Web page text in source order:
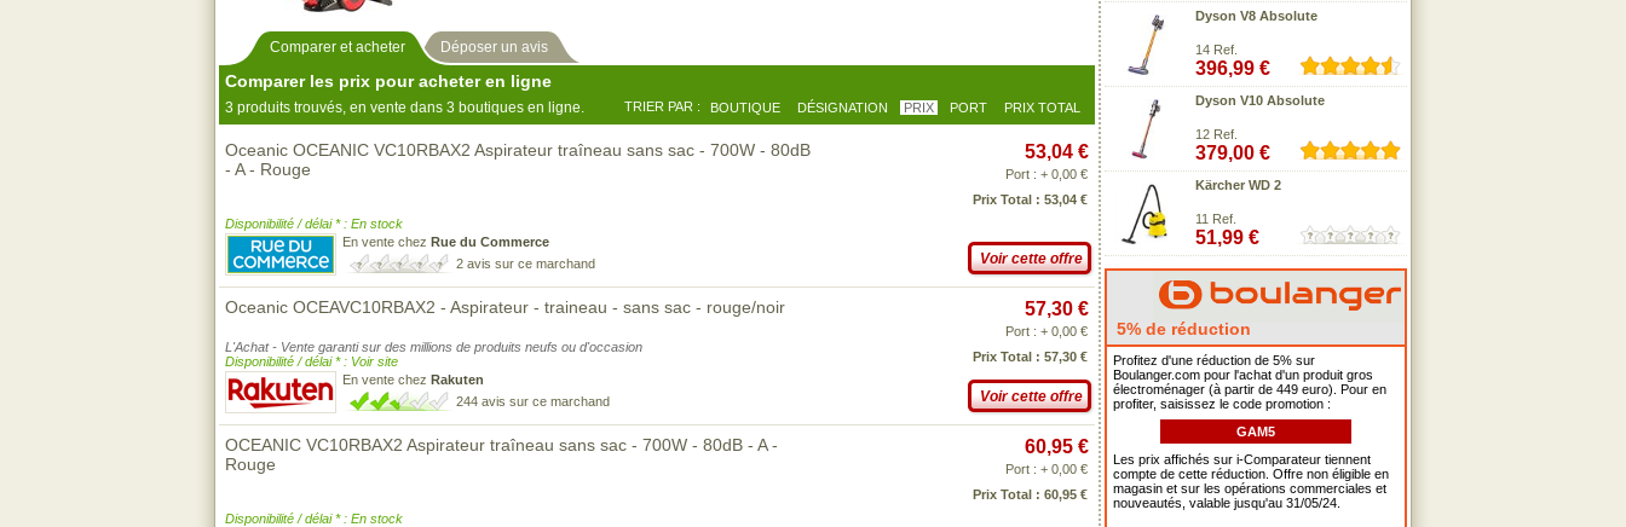
Comparer et acheter Déposer un avis
Comparer les prix pour acheter en ligne
3 produits trouvés, en vente dans 3 boutiques en ligne. TRIER PAR : BOUTIQUE DÉSIGNATION PRIX PORT PRIX TOTAL
Oceanic OCEANIC VC10RBAX2 Aspirateur traîneau sans sac - 700W - 80dB
- A - Rouge
Disponibilité / délai * : En stock
En vente chez Rue du Commerce
2 avis sur ce marchand
53,04 €
Port : + 0,00 €
Prix Total : 53,04 €
Voir cette offre
Oceanic OCEAVC10RBAX2 - Aspirateur - traineau - sans sac - rouge/noir
L'Achat - Vente garanti sur des millions de produits neufs ou d'occasion
Disponibilité / délai * : Voir site
En vente chez Rakuten
244 avis sur ce marchand
57,30 €
Port : + 0,00 €
Prix Total : 57,30 €
Voir cette offre
OCEANIC VC10RBAX2 Aspirateur traîneau sans sac - 700W - 80dB - A -
Rouge
Disponibilité / délai * : En stock
60,95 €
Port : + 0,00 €
Prix Total : 60,95 €
Dyson V8 Absolute
14 Ref.
396,99 €
Dyson V10 Absolute
12 Ref.
379,00 €
Kärcher WD 2
11 Ref.
51,99 €
5% de réduction
Profitez d'une réduction de 5% sur
Boulanger.com pour l'achat d'un produit gros
électroménager (à partir de 449 euro). Pour en
profiter, saisissez le code promotion :
GAM5
Les prix affichés sur i-Comparateur tiennent
compte de cette réduction. Offre non éligible en
magasin et sur les opérations commerciales et
nouveautés, valable jusqu'au 31/05/24.